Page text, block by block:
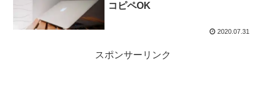
コピペOK
2020.07.31
スポンサーリンク